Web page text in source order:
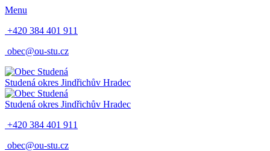
Menu
+420 384 401 911
obec@ou-stu.cz
Studená okres Jindřichův Hradec
Studená okres Jindřichův Hradec
+420 384 401 911
obec@ou-stu.cz